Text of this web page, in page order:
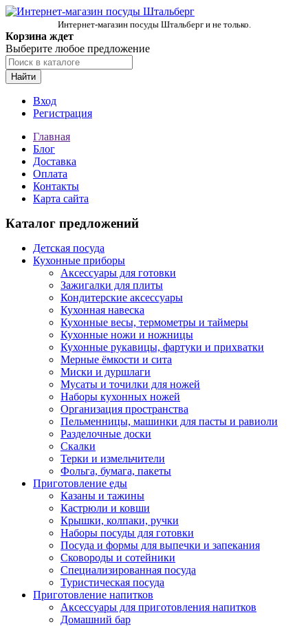
Интернет-магазин посуды Штальберг и не только.
Корзина ждет
Выберите любое предложение
Найти
Вход
Регистрация
Главная
Блог
Доставка
Оплата
Контакты
Карта сайта
Каталог предложений
Детская посуда
Кухонные приборы
Аксессуары для готовки
Зажигалки для плиты
Кондитерские аксессуары
Кухонная навеска
Кухонные весы, термометры и таймеры
Кухонные ножи и ножницы
Кухонные рукавицы, фартуки и прихватки
Мерные ёмкости и сита
Миски и дуршлаги
Мусаты и точилки для ножей
Наборы кухонных ножей
Организация пространства
Пельменницы, машинки для пасты и равиоли
Разделочные доски
Скалки
Терки и измельчители
Фольга, бумага, пакеты
Приготовление еды
Казаны и тажины
Кастрюли и ковши
Крышки, колпаки, ручки
Наборы посуды для готовки
Посуда и формы для выпечки и запекания
Сковороды и сотейники
Специализированная посуда
Туристическая посуда
Приготовление напитков
Аксессуары для приготовления напитков
Домашний бар